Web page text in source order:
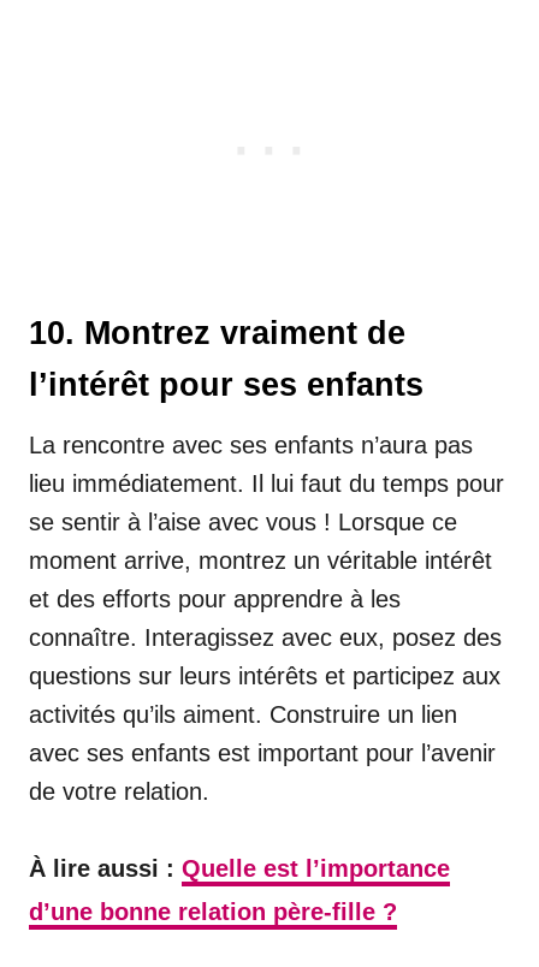
10. Montrez vraiment de
l’intérêt pour ses enfants
La rencontre avec ses enfants n’aura pas
lieu immédiatement. Il lui faut du temps pour
se sentir à l’aise avec vous ! Lorsque ce
moment arrive, montrez un véritable intérêt
et des efforts pour apprendre à les
connaître. Interagissez avec eux, posez des
questions sur leurs intérêts et participez aux
activités qu’ils aiment. Construire un lien
avec ses enfants est important pour l’avenir
de votre relation.
À lire aussi : Quelle est l’importance
d’une bonne relation père-fille ?